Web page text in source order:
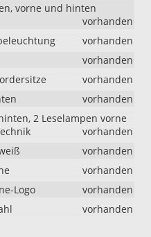
Ab
sofort
umfasst
diese
Ausstattung
die
18-
„York“
anstelle
bisher
„Misano“.
vorne und hinten
vorhanden
vorhanden
vorhanden
vorhanden
vorhanden
2 Leselampen vorne
vorhanden
vorhanden
vorhanden
Logo
vorhanden
vorhanden